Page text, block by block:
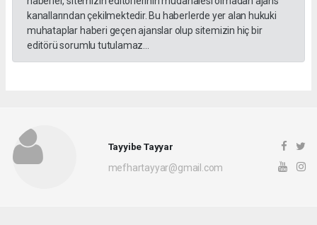
kanallarından çekilmektedir. Bu haberlerde yer alan hukuki
muhataplar haberi geçen ajanslar olup sitemizin hiç bir
editörü sorumlu tutulamaz...
Tayyibe Tayyar
mefhartayyar@gmail.com